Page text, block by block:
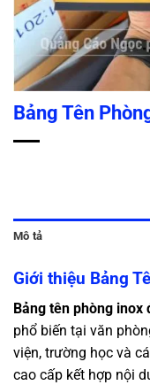
Bảng Tên
Mô tả
Giới thiệu Bảng
Bảng tên phòng inox
phổ biến tại văn
viện, trường học và
cao cấp kết hợp nội